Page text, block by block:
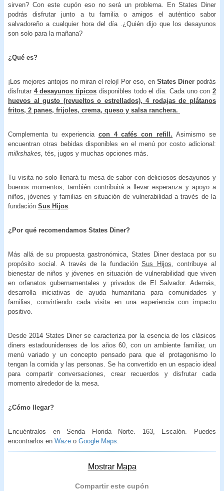
sirven? Con este cupón eso no será un problema. En States Diner
podrás disfrutar junto a tu familia o amigos el auténtico sabor
salvadoreño a cualquier hora del día .¿Quién dijo que los desayunos
son solo para la mañana?
¿Qué es?
¡Los mejores antojos no miran el reloj! Por eso, enStates Diner podrás
disfrutar 4 desayunos típicos disponibles todo el día. Cada uno con 2
huevos al gusto (revueltos o estrellados), 4 rodajas de plátanos
fritos, 2 panes, frijoles, crema, queso y salsa ranchera.
Complementa tu experiencia con 4 cafés con refill. Asimismo se
encuentran otras bebidas disponibles en el menú por costo adicional:
milkshakes, tés, jugos y muchas opciones más.
Tu visita no solo llenará tu mesa de sabor con deliciosos desayunos y
buenos momentos, también contribuirá a llevar esperanza y apoyo a
niños, jóvenes y familias en situación de vulnerabilidad a través de la
fundación Sus Hijos
¿Por qué recomendamos States Diner?
Más allá de su propuesta gastronómica, States Diner destaca por su
propósito social. A través de la fundaciónSus Hijos , contribuye al
bienestar de niños y jóvenes en situación de vulnerabilidad que viven
en orfanatos gubernamentales y privados de El Salvador. Además,
desarrolla iniciativas de ayuda humanitaria para comunidades y
familias, convirtiendo cada visita en una experiencia con impacto
positivo.
Desde 2014 States Diner se caracteriza por la esencia de los clásicos
diners estadounidenses de los años 60, con un ambiente familiar, un
menú variado y un concepto pensado para que el protagonismo lo
tengan la comida y las personas. Se ha convertido en un espacio ideal
para compartir conversaciones, crear recuerdos y disfrutar cada
momento alrededor de la mesa.
¿Cómo llegar?
Encuéntralos en Senda Florida Norte. 163, Escalón. Puedes
encontrarlos en Waze o Google Maps
Mostrar Mapa
Compartir este cupón